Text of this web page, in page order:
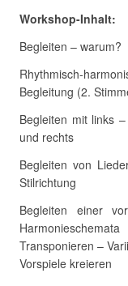
Workshop-Inhalt:
Begleiten – warum?
Rhythmisch-
Begleitung (2.
Begleiten mit links
und rechts
Begleiten von
Stilrichtung
Begleiten einer
Harmonieschemata
Transponieren –
Vorspiele kreieren